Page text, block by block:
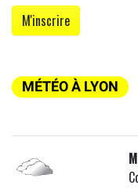
MÉTÉO À LYON